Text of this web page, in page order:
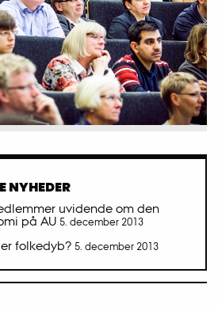
NYHEDER
uvidende om den
på AU 5. december 2013
folkedyb? 5. december 2013